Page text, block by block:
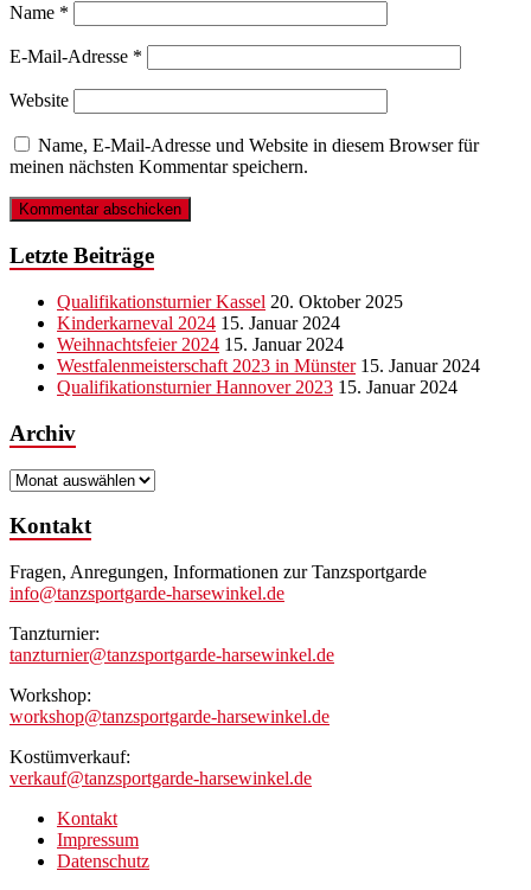
Name *
E-Mail-Adresse *
Website
Name, E-Mail-Adresse und Website in diesem Browser für
meinen nächsten Kommentar speichern.
Letzte Beiträge
Qualifikationsturnier Kassel 20. Oktober 2025
Kinderkarneval 2024 15. Januar 2024
Weihnachtsfeier 2024 15. Januar 2024
Westfalenmeisterschaft 2023 in Münster 15. Januar 2024
Qualifikationsturnier Hannover 2023 15. Januar 2024
Archiv
Archiv
Kontakt
Fragen, Anregungen, Informationen zur Tanzsportgarde
info@tanzsportgarde-harsewinkel.de
Tanzturnier:
tanzturnier@tanzsportgarde-harsewinkel.de
Workshop:
workshop@tanzsportgarde-harsewinkel.de
Kostümverkauf:
verkauf@tanzsportgarde-harsewinkel.de
Kontakt
Impressum
Datenschutz